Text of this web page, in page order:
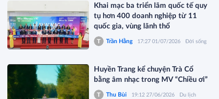
Khai mạc ba triển lãm quốc tế quy
tụ hơn 400 doanh nghiệp từ 11
quốc gia, vùng lãnh thổ
Trần Hằng 17:27 01/07/2026 Đời sống
Huyền Trang kể chuyện Trà Cổ
bằng âm nhạc trong MV “Chiều ơi”
Thu Bùi 19:12 27/06/2026 Du lịch